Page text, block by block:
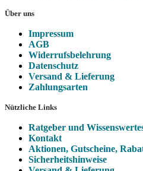
Über uns
Impressum
AGB
Widerrufsbelehrung
Datenschutz
Versand & Lieferung
Zahlungsarten
Nützliche Links
Ratgeber und
Kontakt
Aktionen, Gutscheine,
Sicherheitshinweise